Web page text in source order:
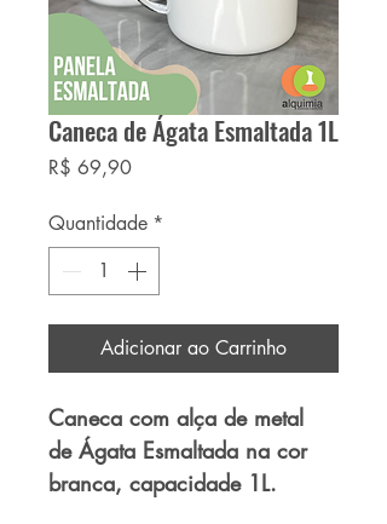
Caneca de Ágata Esmaltada 1L
R$ 69,90Preço
Quantidade *
Adicionar ao Carrinho
Caneca com alça de metal
de Ágata Esmaltada na cor
branca, capacidade 1L.